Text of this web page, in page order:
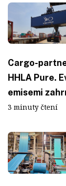
Cargo-
HHLA Pure.
emisemi
3 minuty čtení